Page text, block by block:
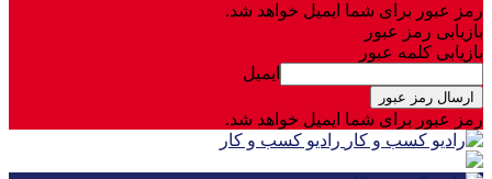
رمز عبور برای شما ایمیل خواهد شد.
بازیابی رمز عبور
بازیابی کلمه عبور
ایمیل
رمز عبور برای شما ایمیل خواهد شد.
رادیو کسب و کار